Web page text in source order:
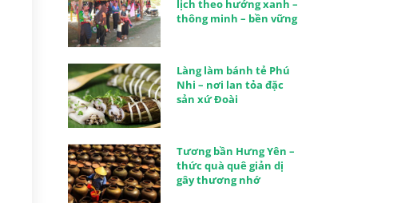
lịch theo hướng xanh –
thông minh – bền vững
Làng làm bánh tẻ Phú
Nhi – nơi lan tỏa đặc
sản xứ Đoài
Tương bần Hưng Yên –
thức quà quê giản dị
gây thương nhớ